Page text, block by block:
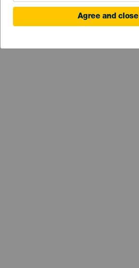
Agree and close